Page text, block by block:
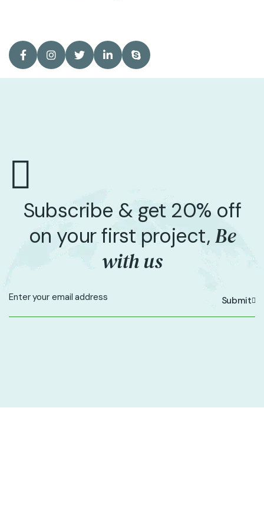
Subscribe & get 20% off
on your first project,Be
with us
Submit